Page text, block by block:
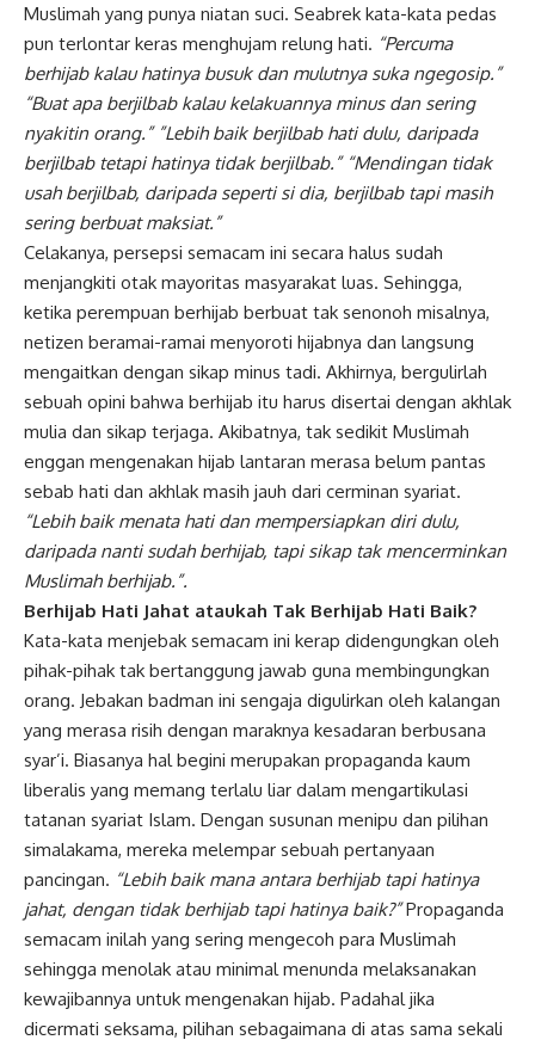
Muslimah yang punya niatan suci. Seabrek kata-kata pedas
pun terlontar keras menghujam relung hati. “Percuma
berhijab kalau hatinya busuk dan mulutnya suka ngegosip.”
“Buat apa berjilbab kalau kelakuannya minus dan sering
nyakitin orang.” ”Lebih baik berjilbab hati dulu, daripada
berjilbab tetapi hatinya tidak berjilbab.” “Mendingan tidak
usah berjilbab, daripada seperti si dia, berjilbab tapi masih
sering berbuat maksiat.”
Celakanya, persepsi semacam ini secara halus sudah
menjangkiti otak mayoritas masyarakat luas. Sehingga,
ketika perempuan berhijab berbuat tak senonoh misalnya,
netizen beramai-ramai menyoroti hijabnya dan langsung
mengaitkan dengan sikap minus tadi. Akhirnya, bergulirlah
sebuah opini bahwa berhijab itu harus disertai dengan akhlak
mulia dan sikap terjaga. Akibatnya, tak sedikit Muslimah
enggan mengenakan hijab lantaran merasa belum pantas
sebab hati dan akhlak masih jauh dari cerminan syariat.
“Lebih baik menata hati dan mempersiapkan diri dulu,
daripada nanti sudah berhijab, tapi sikap tak mencerminkan
Muslimah berhijab.”.
Berhijab Hati Jahat ataukah Tak Berhijab Hati Baik?
Kata-kata menjebak semacam ini kerap didengungkan oleh
pihak-pihak tak bertanggung jawab guna membingungkan
orang. Jebakan badman ini sengaja digulirkan oleh kalangan
yang merasa risih dengan maraknya kesadaran berbusana
syar’i. Biasanya hal begini merupakan propaganda kaum
liberalis yang memang terlalu liar dalam mengartikulasi
tatanan syariat Islam. Dengan susunan menipu dan pilihan
simalakama, mereka melempar sebuah pertanyaan
pancingan. “Lebih baik mana antara berhijab tapi hatinya
jahat, dengan tidak berhijab tapi hatinya baik?”Propaganda
semacam inilah yang sering mengecoh para Muslimah
sehingga menolak atau minimal menunda melaksanakan
kewajibannya untuk mengenakan hijab. Padahal jika
dicermati seksama, pilihan sebagaimana di atas sama sekali